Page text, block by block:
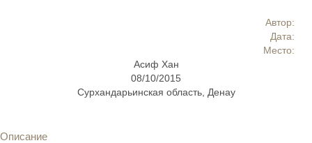
Автор:
Дата:
Место:
Асиф Хан
08/10/2015
Сурхандарьинская область, Денау
Описание